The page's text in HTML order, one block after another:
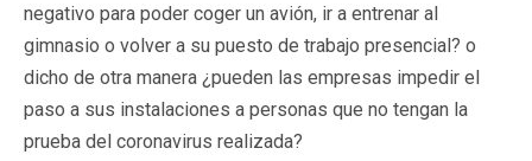
negativo para poder coger un avión, ir a entrenar al
gimnasio o volver a su puesto de trabajo presencial? o
dicho de otra manera ¿pueden las empresas impedir el
paso a sus instalaciones a personas que no tengan la
prueba del coronavirus realizada?